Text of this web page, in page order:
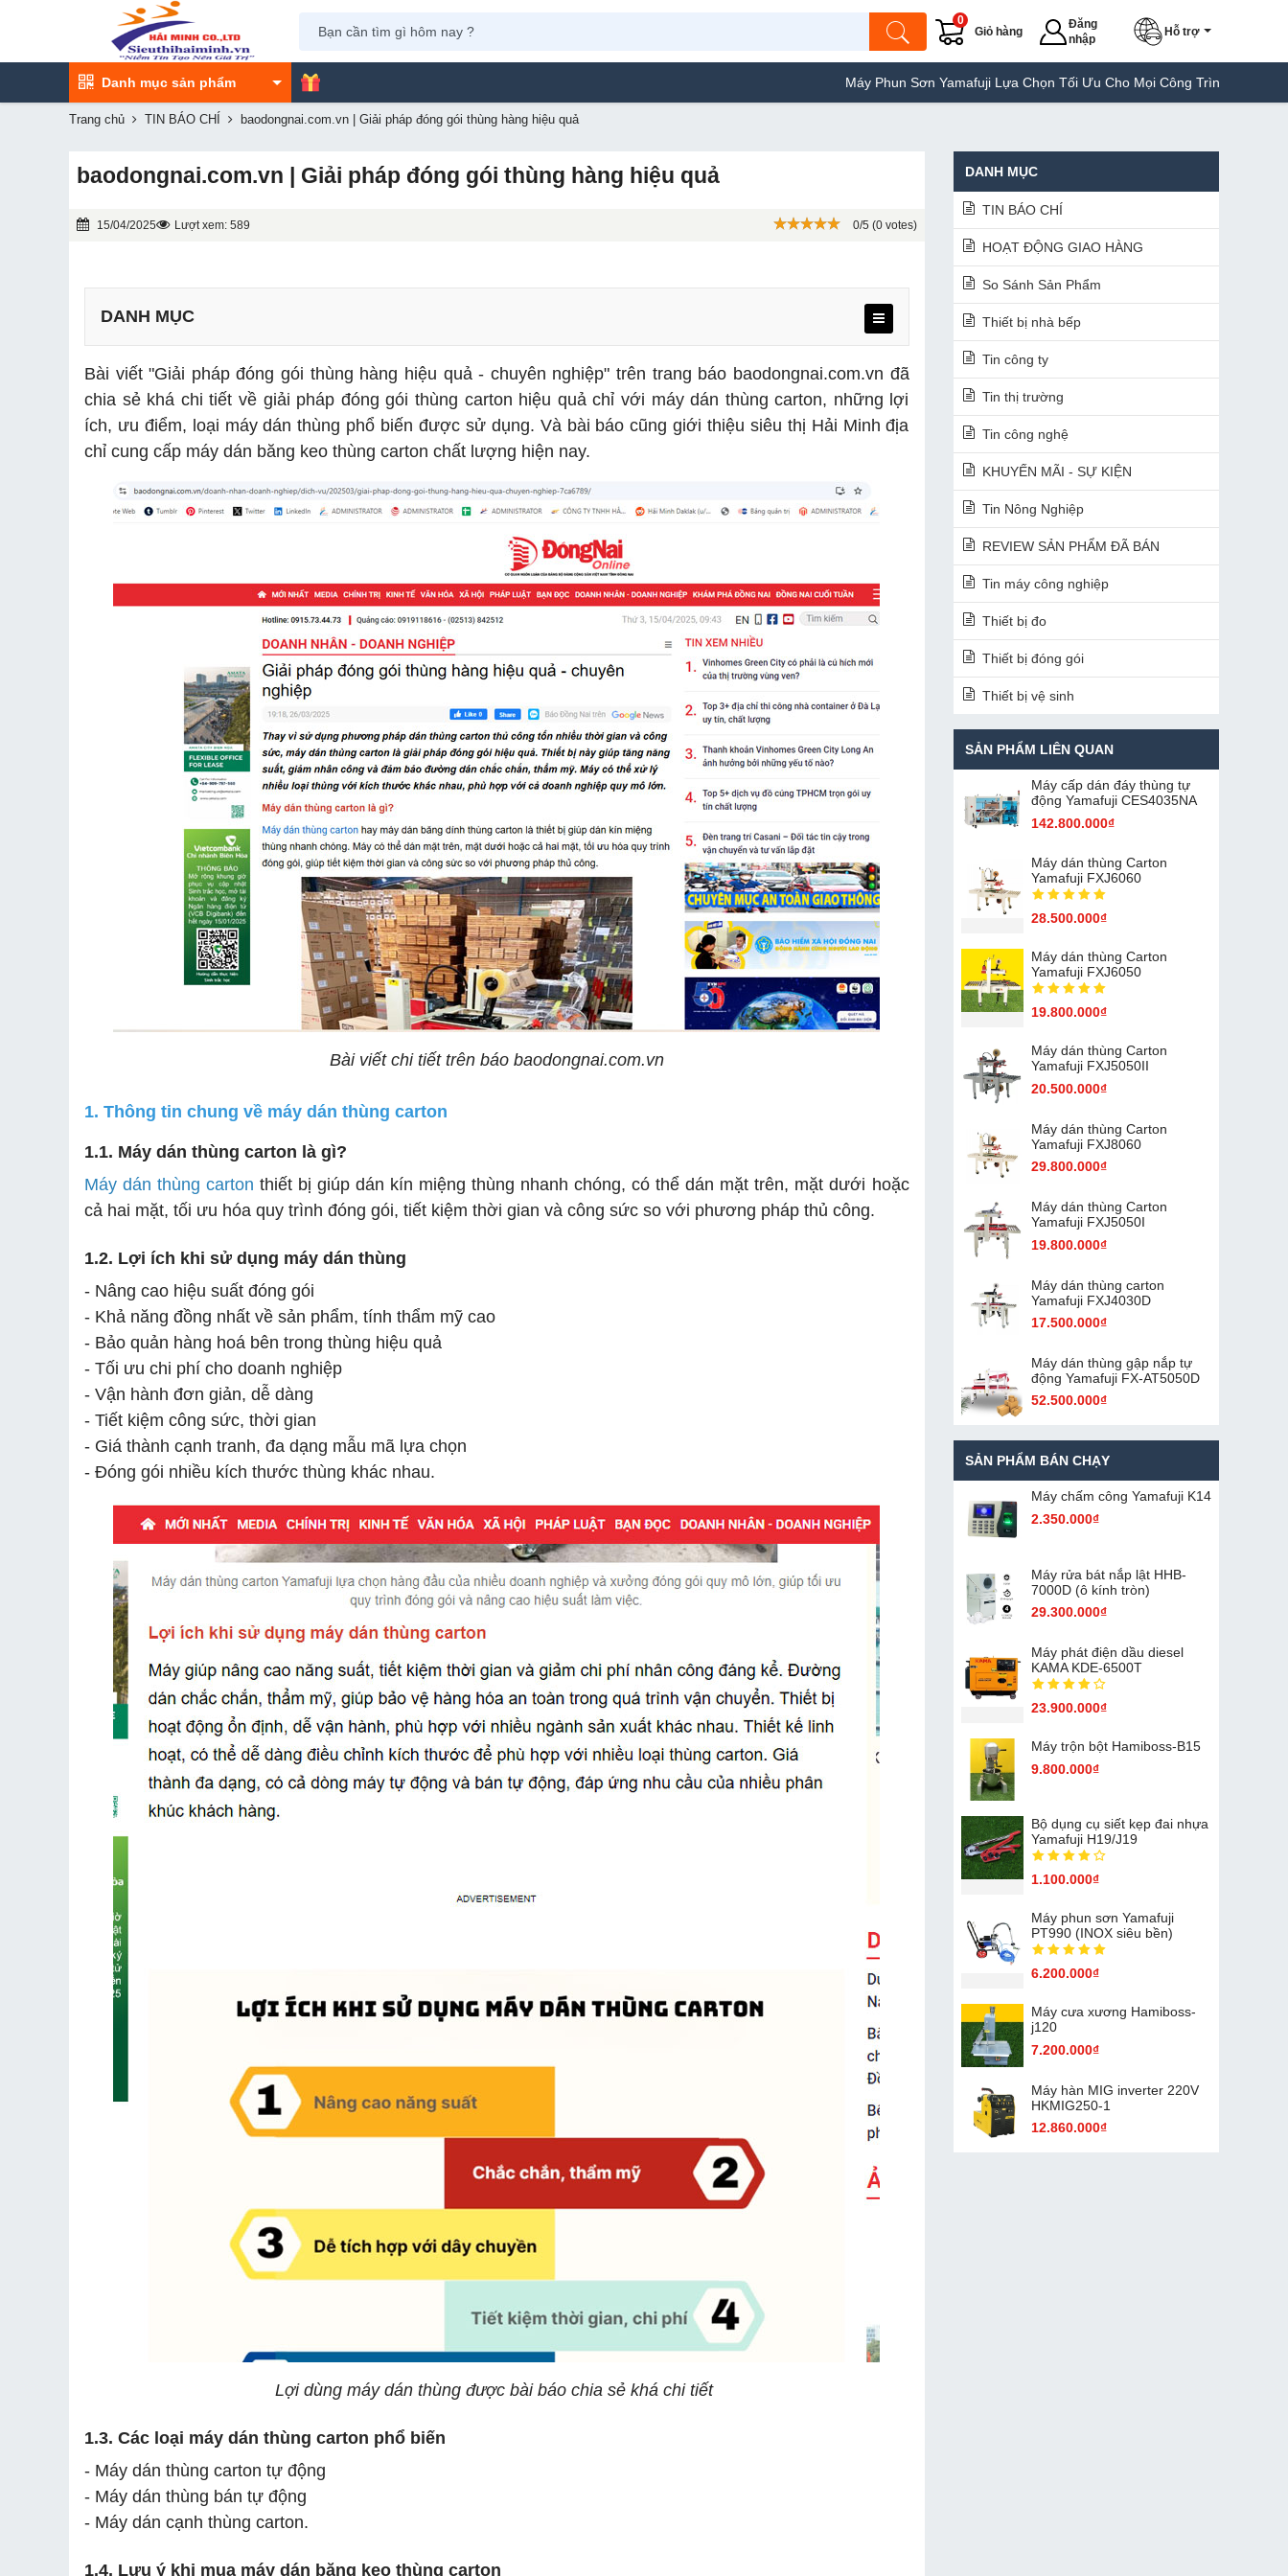
Giỏ hàng
0
Đăng
nhập
Hỗ trợ
Danh mục sản phẩm Máy Phun Sơn Yamafuji Lựa Chọn Tối Ưu Cho Mọi Công Trình Máy Hàn Túi
Trang chủ TIN BÁO CHÍ baodongnai.com.vn | Giải pháp đóng gói thùng hàng hiệu quả
baodongnai.com.vn | Giải pháp đóng gói thùng hàng hiệu quả
15/04/2025 Lượt xem: 589 0/5 (0 votes)
DANH MỤC
1.1. Máy dán thùng carton là gì?
1.2. Lợi ích khi sử dụng máy dán thùng
1.3. Các loại máy dán thùng carton phổ biến
1.4. Lưu ý khi mua máy dán băng keo thùng carton
Bài viết "Giải pháp đóng gói thùng hàng hiệu quả - chuyên nghiệp" trên trang báo baodongnai.com.vn đã
chia sẻ khá chi tiết về giải pháp đóng gói thùng carton hiệu quả chỉ với máy dán thùng carton, những lợi
ích, ưu điểm, loại máy dán thùng phổ biến được sử dụng. Và bài báo cũng giới thiệu siêu thị Hải Minh địa
chỉ cung cấp máy dán băng keo thùng carton chất lượng hiện nay.
Bài viết chi tiết trên báo baodongnai.com.vn
1. Thông tin chung về máy dán thùng carton
1.1. Máy dán thùng carton là gì?
Máy dán thùng carton thiết bị giúp dán kín miệng thùng nhanh chóng, có thể dán mặt trên, mặt dưới hoặc
cả hai mặt, tối ưu hóa quy trình đóng gói, tiết kiệm thời gian và công sức so với phương pháp thủ công.
1.2. Lợi ích khi sử dụng máy dán thùng
- Nâng cao hiệu suất đóng gói
- Khả năng đồng nhất về sản phẩm, tính thẩm mỹ cao
- Bảo quản hàng hoá bên trong thùng hiệu quả
- Tối ưu chi phí cho doanh nghiệp
- Vận hành đơn giản, dễ dàng
- Tiết kiệm công sức, thời gian
- Giá thành cạnh tranh, đa dạng mẫu mã lựa chọn
- Đóng gói nhiều kích thước thùng khác nhau.
Lợi dùng máy dán thùng được bài báo chia sẻ khá chi tiết
1.3. Các loại máy dán thùng carton phổ biến
- Máy dán thùng carton tự động
- Máy dán thùng bán tự động
- Máy dán cạnh thùng carton.
1.4. Lưu ý khi mua máy dán băng keo thùng carton
DANH MỤC
TIN BÁO CHÍ
HOẠT ĐỘNG GIAO HÀNG
So Sánh Sản Phẩm
Thiết bị nhà bếp
Tin công ty
Tin thị trường
Tin công nghệ
KHUYẾN MÃI - SỰ KIỆN
Tin Nông Nghiệp
REVIEW SẢN PHẨM ĐÃ BÁN
Tin máy công nghiệp
Thiết bị đo
Thiết bị đóng gói
Thiết bị vệ sinh
SẢN PHẨM LIÊN QUAN
Máy cấp dán đáy thùng tự
động Yamafuji CES4035NA
142.800.000₫
Máy dán thùng Carton
Yamafuji FXJ6060
28.500.000₫
Máy dán thùng Carton
Yamafuji FXJ6050
19.800.000₫
Máy dán thùng Carton
Yamafuji FXJ5050II
20.500.000₫
Máy dán thùng Carton
Yamafuji FXJ8060
29.800.000₫
Máy dán thùng Carton
Yamafuji FXJ5050I
19.800.000₫
Máy dán thùng carton
Yamafuji FXJ4030D
17.500.000₫
Máy dán thùng gập nắp tự
động Yamafuji FX-AT5050D
52.500.000₫
SẢN PHẨM BÁN CHẠY
Máy chấm cô​ng Yamafuji K14
2.350.000₫
Máy rửa bát nắp lật HHB-
7000D (ô kính tròn)
29.300.000₫
Máy phát điện dầu diesel
KAMA KDE-6500T
23.900.000₫
Máy trộn bột Hamiboss-B15
9.800.000₫
Bộ dụng cụ siết kẹp đai nhựa
Yamafuji H19/J19
1.100.000₫
Máy phun sơn Yamafuji
PT990 (INOX siêu bền)
6.200.000₫
Máy cưa xương Hamiboss-
j120
7.200.000₫
Máy hàn MIG inverter 220V
HKMIG250-1
12.860.000₫